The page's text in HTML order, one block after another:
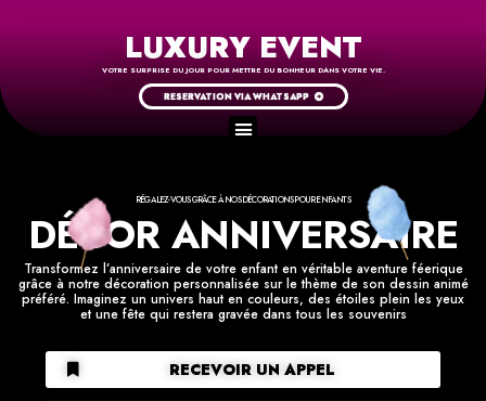
LUXURY EVENT
VOTRE SURPRISE DU JOUR POUR METTRE DU BONHEUR DANS VOTRE VIE.
RESERVATION VIA WHATSAPP
RÉGALEZ-VOUS GRÂCE À NOS DÉCORATIONS POUR ENFANTS
DÉCOR ANNIVERSAIRE
Transformez l’anniversaire de votre enfant en véritable aventure féerique
grâce à notre décoration personnalisée sur le thème de son dessin animé
préféré. Imaginez un univers haut en couleurs, des étoiles plein les yeux
et une fête qui restera gravée dans tous les souvenirs
RECEVOIR UN APPEL